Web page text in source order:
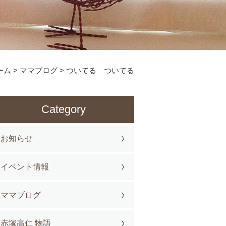
ム > ママブログ > ついてる ついてる
Category
お知らせ
イベント情報
ママブログ
赤塚高仁 物語